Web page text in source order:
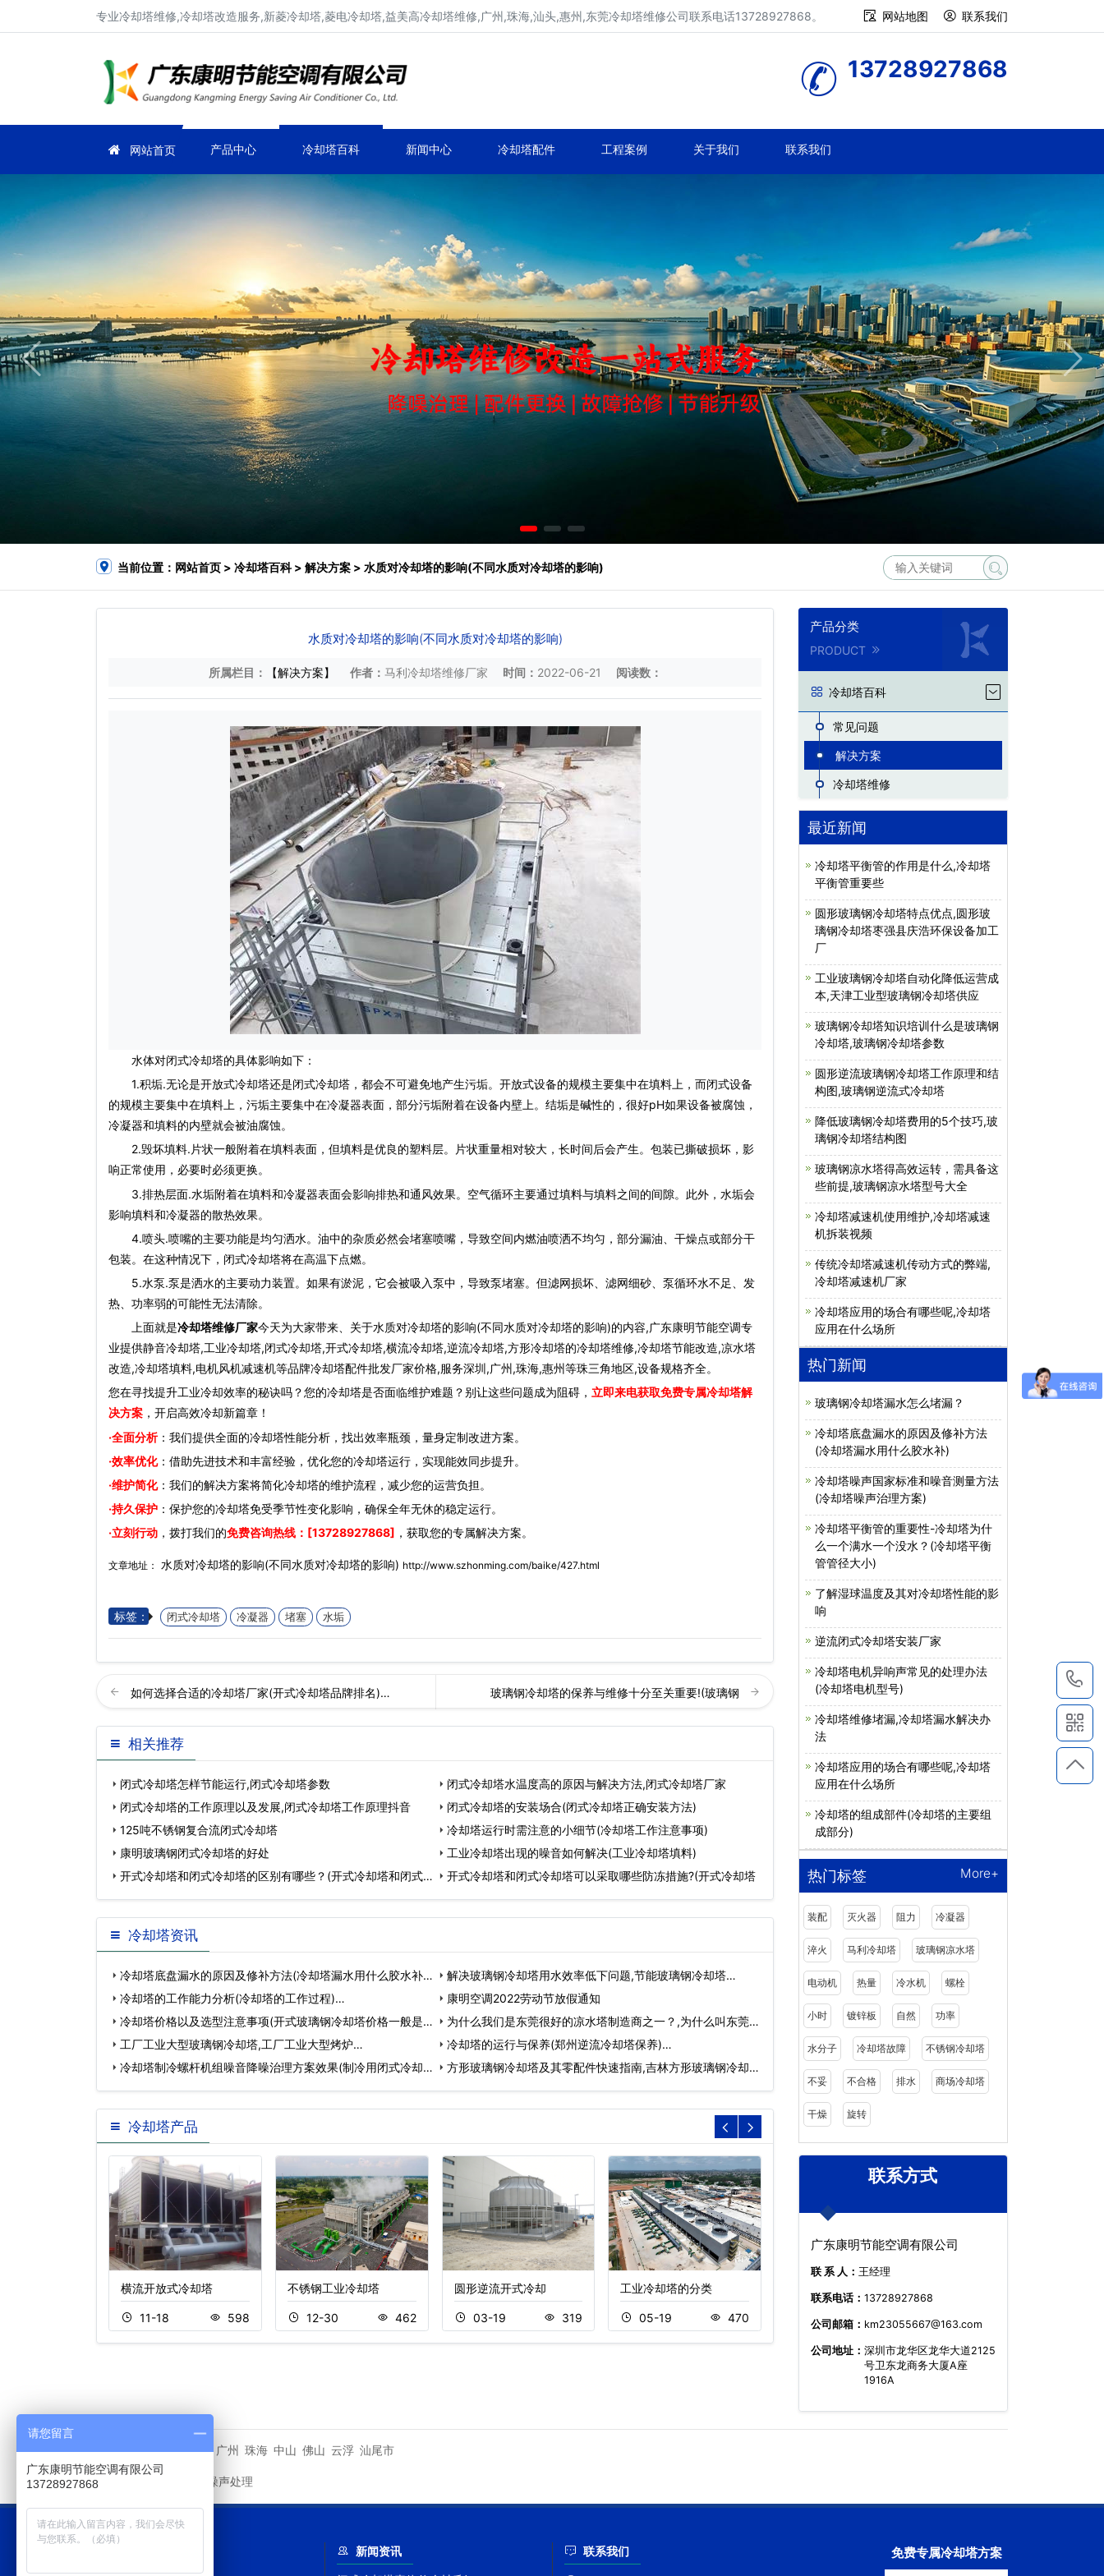
专业冷却塔维修,冷却塔改造服务,新菱冷却塔,菱电冷却塔,益美高冷却塔维修,广州,珠海,汕头,惠州,东莞冷却塔维修公司联系电话13728927868。 网站地图 联系我们
13728927868
网站首页 产品中心 冷却塔百科 新闻中心 冷却塔配件 工程案例 关于我们 联系我们
当前位置： 网站首页 > 冷却塔百科> 解决方案 > 水质对冷却塔的影响(不同水质对冷却塔的影响)
水质对冷却塔的影响(不同水质对冷却塔的影响)
所属栏目： 【解决方案】 作者： 马利冷却塔维修厂家 时间： 2022-06-21 阅读数：
水体对闭式冷却塔的具体影响如下：
1.积垢.无论是开放式冷却塔还是闭式冷却塔，都会不可避免地产生污垢。开放式设备的规模主要集中在填料上，而闭式设备
的规模主要集中在填料上，污垢主要集中在冷凝器表面，部分污垢附着在设备内壁上。结垢是碱性的，很好pH如果设备被腐蚀，
冷凝器和填料的内壁就会被油腐蚀。
2.毁坏填料.片状一般附着在填料表面，但填料是优良的塑料层。片状重量相对较大，长时间后会产生。包装已撕破损坏，影
响正常使用，必要时必须更换。
3.排热层面.水垢附着在填料和冷凝器表面会影响排热和通风效果。空气循环主要通过填料与填料之间的间隙。此外，水垢会
影响填料和冷凝器的散热效果。
4.喷头.喷嘴的主要功能是均匀洒水。油中的杂质必然会堵塞喷嘴，导致空间内燃油喷洒不均匀，部分漏油、干燥点或部分干
包装。在这种情况下，闭式冷却塔将在高温下点燃。
5.水泵.泵是洒水的主要动力装置。如果有淤泥，它会被吸入泵中，导致泵堵塞。但滤网损坏、滤网细砂、泵循环水不足、发
热、功率弱的可能性无法清除。
上面就是冷却塔维修厂家今天为大家带来、关于水质对冷却塔的影响(不同水质对冷却塔的影响)的内容,广东康明节能空调专
业提供静音冷却塔,工业冷却塔,闭式冷却塔,开式冷却塔,横流冷却塔,逆流冷却塔,方形冷却塔的冷却塔维修,冷却塔节能改造,凉水塔
改造,冷却塔填料,电机风机减速机等品牌冷却塔配件批发厂家价格,服务深圳,广州,珠海,惠州等珠三角地区,设备规格齐全。
您在寻找提升工业冷却效率的秘诀吗？您的冷却塔是否面临维护难题？别让这些问题成为阻碍， 立即来电获取免费专属冷却塔解
决方案 ，开启高效冷却新篇章！
·全面分析：我们提供全面的冷却塔性能分析，找出效率瓶颈，量身定制改进方案。
·效率优化：借助先进技术和丰富经验，优化您的冷却塔运行，实现能效同步提升。
·维护简化：我们的解决方案将简化冷却塔的维护流程，减少您的运营负担。
·持久保护 ：保护您的冷却塔免受季节性变化影响，确保全年无休的稳定运行。
·立刻行动 ，拨打我们的免费咨询热线：[13728927868] ，获取您的专属解决方案。
文章地址： 水质对冷却塔的影响(不同水质对冷却塔的影响) http://www.szhonming.com/baike/427.html
标签： 闭式冷却塔 冷凝器 堵塞 水垢
如何选择合适的冷却塔厂家(开式冷却塔品牌排名)… 玻璃钢冷却塔的保养与维修十分至关重要!(玻璃钢
相关推荐
闭式冷却塔怎样节能运行,闭式冷却塔参数
闭式冷却塔水温度高的原因与解决方法,闭式冷却塔厂家
闭式冷却塔的工作原理以及发展,闭式冷却塔工作原理抖音
闭式冷却塔的安装场合(闭式冷却塔正确安装方法)
125吨不锈钢复合流闭式冷却塔
冷却塔运行时需注意的小细节(冷却塔工作注意事项)
康明玻璃钢闭式冷却塔的好处
工业冷却塔出现的噪音如何解决(工业冷却塔填料)
开式冷却塔和闭式冷却塔的区别有哪些？(开式冷却塔和闭式冷
却
开式冷却塔和闭式冷却塔可以采取哪些防冻措施?(开式冷却塔
冷却塔资讯
冷却塔底盘漏水的原因及修补方法(冷却塔漏水用什么胶水补)
…
解决玻璃钢冷却塔用水效率低下问题,节能玻璃钢冷却塔…
冷却塔的工作能力分析(冷却塔的工作过程)…
康明空调2022劳动节放假通知
冷却塔价格以及选型注意事项(开式玻璃钢冷却塔价格一般是
多…
为什么我们是东莞很好的凉水塔制造商之一？,为什么叫东莞…
工厂工业大型玻璃钢冷却塔,工厂工业大型烤炉…
冷却塔的运行与保养(郑州逆流冷却塔保养)…
冷却塔制冷螺杆机组噪音降噪治理方案效果(制冷用闭式冷却
塔…
方形玻璃钢冷却塔及其零配件快速指南,吉林方形玻璃钢冷却
塔…
冷却塔产品
横流开放式冷却塔
11-18 598
不锈钢工业冷却塔
12-30 462
圆形逆流开式冷却
03-19 319
工业冷却塔的分类
05-19 470 03-19 357
产品分类
PRODUCT
冷却塔百科
常见问题
解决方案
冷却塔维修
最近新闻
冷却塔平衡管的作用是什么,冷却塔
平衡管重要些
圆形玻璃钢冷却塔特点优点,圆形玻
璃钢冷却塔枣强县庆浩环保设备加工
厂
工业玻璃钢冷却塔自动化降低运营成
本,天津工业型玻璃钢冷却塔供应
玻璃钢冷却塔知识培训什么是玻璃钢
冷却塔,玻璃钢冷却塔参数
圆形逆流玻璃钢冷却塔工作原理和结
构图,玻璃钢逆流式冷却塔
降低玻璃钢冷却塔费用的5个技巧,玻
璃钢冷却塔结构图
玻璃钢凉水塔得高效运转，需具备这
些前提,玻璃钢凉水塔型号大全
冷却塔减速机使用维护,冷却塔减速
机拆装视频
传统冷却塔减速机传动方式的弊端,
冷却塔减速机厂家
冷却塔应用的场合有哪些呢,冷却塔
应用在什么场所
热门新闻
玻璃钢冷却塔漏水怎么堵漏？
冷却塔底盘漏水的原因及修补方法
(冷却塔漏水用什么胶水补)
冷却塔噪声国家标准和噪音测量方法
(冷却塔噪声治理方案)
冷却塔平衡管的重要性-冷却塔为什
么一个满水一个没水？(冷却塔平衡
管管径大小)
了解湿球温度及其对冷却塔性能的影
响
逆流闭式冷却塔安装厂家
冷却塔电机异响声常见的处理办法
(冷却塔电机型号)
冷却塔维修堵漏,冷却塔漏水解决办
法
冷却塔应用的场合有哪些呢,冷却塔
应用在什么场所
冷却塔的组成部件(冷却塔的主要组
成部分)
热门标签 More+
装配 灭火器 阻力 冷凝器
淬火 马利冷却塔 玻璃钢凉水塔
电动机 热量 冷水机 螺栓
小时 镀锌板 自然 功率
水分子 冷却塔故障 不锈钢冷却塔
不妥 不合格 排水 商场冷却塔
干燥 旋转
联系方式
广东康明节能空调有限公司
联 系 人： 王经理
联系电话： 13728927868
公司邮箱： km23055667@163.com
公司地址： 深圳市龙华区龙华大道2125
号卫东龙商务大厦A座
1916A
相关城市 潮州市 广州 珠海 中山 佛山 云浮 汕尾市
冷却塔噪声处理
新闻资讯 联系我们 免费专属冷却塔方案
请您留言
广东康明节能空调有限公司
13728927868